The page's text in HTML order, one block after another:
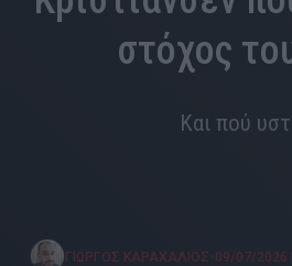
στόχος
Και πού
ΓΙΩΡΓΟΣ ΚΑΡΑΧΑΛΙΟΣ 09/07/2026